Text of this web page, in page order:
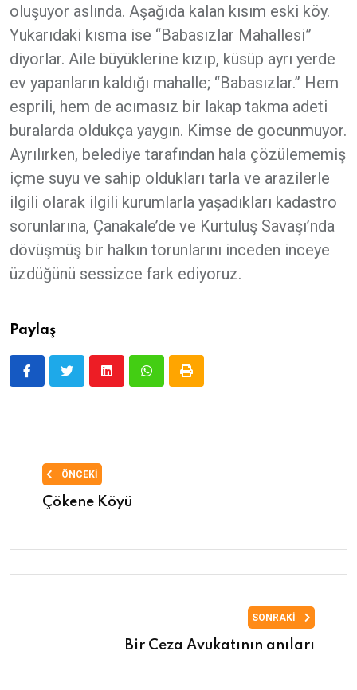
oluşuyor aslında. Aşağıda kalan kısım eski köy.
Yukarıdaki kısma ise “Babasızlar Mahallesi”
diyorlar. Aile büyüklerine kızıp, küsüp ayrı yerde
ev yapanların kaldığı mahalle; “Babasızlar.” Hem
esprili, hem de acımasız bir lakap takma adeti
buralarda oldukça yaygın. Kimse de gocunmuyor.
Ayrılırken, belediye tarafından hala çözülememiş
içme suyu ve sahip oldukları tarla ve arazilerle
ilgili olarak ilgili kurumlarla yaşadıkları kadastro
sorunlarına, Çanakale’de ve Kurtuluş Savaşı’nda
dövüşmüş bir halkın torunlarını inceden inceye
üzdüğünü sessizce fark ediyoruz.
Paylaş
ÖNCEKI
Çökene Köyü
SONRAKI
Bir Ceza Avukatının anıları